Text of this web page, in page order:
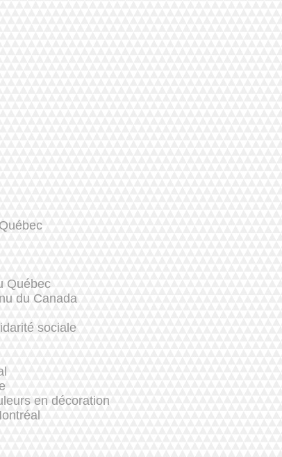
Québec
du Canada
sociale
en décoration